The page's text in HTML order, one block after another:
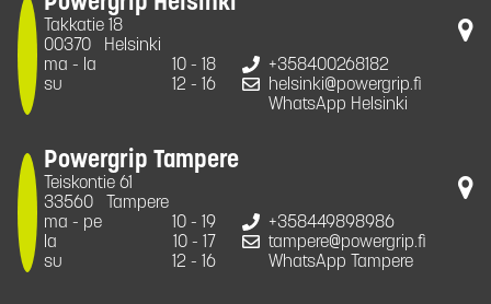
Takkatie 18
00370
Helsinki
ma - la
10 - 18
su
12 - 16
+358400268182
helsinki@powergrip.fi
WhatsApp Helsinki
Powergrip Tampere
Teiskontie 61
33560
Tampere
ma - pe
10 - 19
la
10 - 17
su
12 - 16
+358449898986
tampere@powergrip.fi
WhatsApp Tampere